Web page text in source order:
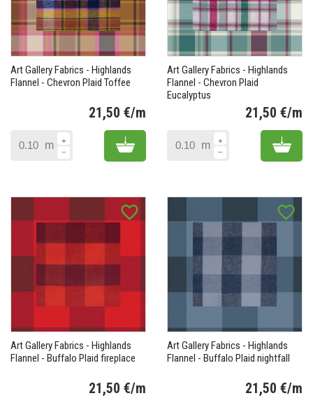
Art Gallery Fabrics - Highlands
Flannel - Chevron Plaid Toffee
21,50 €/m
m Add to cart
Art Gallery Fabrics - Highlands
Flannel - Chevron Plaid
Eucalyptus
21,50 €/m
m Add
favorite_border
Art Gallery Fabrics - Highlands
Flannel - Buffalo Plaid fireplace
21,50 €/m
favorite_border
Art Gallery Fabrics - Highlands
Flannel - Buffalo Plaid nightfall
21,50 €/m